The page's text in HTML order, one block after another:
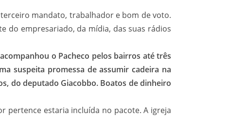
mandato, trabalhador e bom de voto.
do empresariado, da mídia, das suas rádios
o Pacheco pelos bairros até três
suspeita promessa de assumir cadeira na
do deputado Giacobbo. Boatos de dinheiro
pertence estaria incluída no pacote. A igreja